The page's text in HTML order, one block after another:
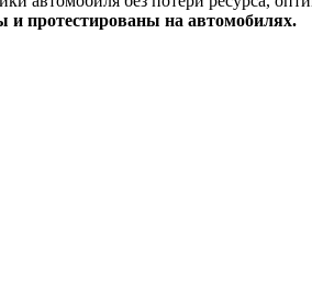
и протестированы на автомобилях.